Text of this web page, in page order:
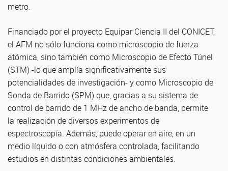
metro.
Financiado por el proyecto Equipar Ciencia II del CONICET,
el AFM no sólo funciona como microscopio de fuerza
atómica, sino también como Microscopio de Efecto Túnel
(STM) -lo que amplía significativamente sus
potencialidades de investigación- y como Microscopio de
Sonda de Barrido (SPM) que, gracias a su sistema de
control de barrido de 1 MHz de ancho de banda, permite
la realización de diversos experimentos de
espectroscopía. Además, puede operar en aire, en un
medio líquido o con atmósfera controlada, facilitando
estudios en distintas condiciones ambientales.